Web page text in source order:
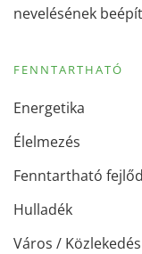
nevelésének
FENNTARTHATÓ
Energetika
Élelmezés
Fenntartható
Hulladék
Város / Közlekedés